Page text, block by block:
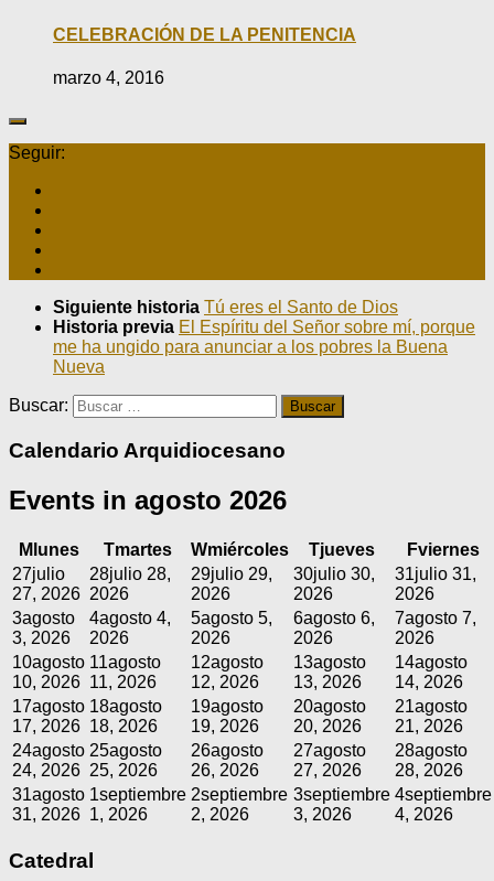
CELEBRACIÓN DE LA PENITENCIA
marzo 4, 2016
Seguir:
Siguiente historia Tú eres el Santo de Dios
Historia previa El Espíritu del Señor sobre mí, porque
me ha ungido para anunciar a los pobres la Buena
Nueva
Buscar:
Calendario Arquidiocesano
Events in agosto 2026
M lunes Tmartes Wmiércoles Tjueves Fviernes
27julio
27, 2026
28julio 28,
2026
29julio 29,
2026
30julio 30,
2026
31julio 31,
2026
3agosto
3, 2026
4agosto 4,
2026
5agosto 5,
2026
6agosto 6,
2026
7agosto 7,
2026
10agosto
10, 2026
11agosto
11, 2026
12agosto
12, 2026
13agosto
13, 2026
14agosto
14, 2026
17agosto
17, 2026
18agosto
18, 2026
19agosto
19, 2026
20agosto
20, 2026
21agosto
21, 2026
24agosto
24, 2026
25agosto
25, 2026
26agosto
26, 2026
27agosto
27, 2026
28agosto
28, 2026
31agosto
31, 2026
1septiembre
1, 2026
2septiembre
2, 2026
3septiembre
3, 2026
4septiembre
4, 2026
Catedral